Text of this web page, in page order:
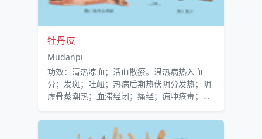
牡丹皮
Mudanpi
功效：清热凉血；活血散瘀。温热病热入血
分；发斑；吐衄；热病后期热伏阴分发热；阴
虚骨蒸潮热；血滞经闭；痛经；痈肿疮毒；跌